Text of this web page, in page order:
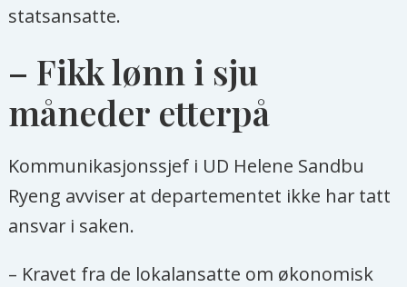
statsansatte.
– Fikk lønn i sju
måneder etterpå
Kommunikasjonssjef i UD Helene Sandbu
Ryeng avviser at departementet ikke har tatt
ansvar i saken.
– Kravet fra de lokalansatte om økonomisk